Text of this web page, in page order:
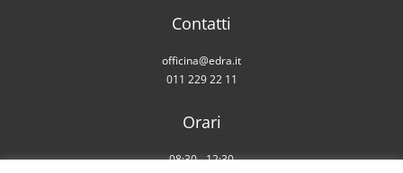
Contatti
officina@edra.it
011 229 22 11
Orari
08:30 - 12:30